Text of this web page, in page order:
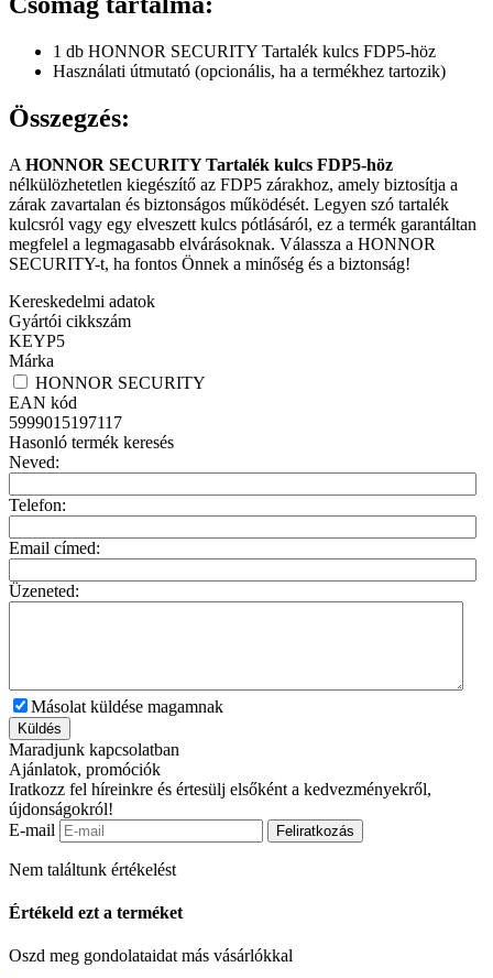
1 db HONNOR SECURITY Tartalék kulcs FDP5-höz
Használati útmutató (opcionális, ha a termékhez tartozik)
Összegzés:
A HONNOR SECURITY Tartalék kulcs FDP5-höz
nélkülözhetetlen kiegészítő az FDP5 zárakhoz, amely biztosítja a
zárak zavartalan és biztonságos működését. Legyen szó tartalék
kulcsról vagy egy elveszett kulcs pótlásáról, ez a termék garantáltan
megfelel a legmagasabb elvárásoknak. Válassza a HONNOR
SECURITY-t, ha fontos Önnek a minőség és a biztonság!
Kereskedelmi adatok
Gyártói cikkszám
KEYP5
Márka
HONNOR SECURITY
EAN kód
5999015197117
Hasonló termék keresés
Neved:
Telefon:
Email címed:
Üzeneted:
Másolat küldése magamnak
Küldés
Maradjunk kapcsolatban
Ajánlatok, promóciók
Iratkozz fel híreinkre és értesülj elsőként a kedvezményekről,
újdonságokról!
E-mail
Feliratkozás
Nem találtunk értékelést
Értékeld ezt a terméket
Oszd meg gondolataidat más vásárlókkal